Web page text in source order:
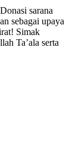
sarana
sebagai upaya
Simak
Ta’ala serta